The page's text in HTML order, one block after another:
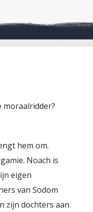
moraalridder?
hem om.
Noach is
eigen
van Sodom
zijn dochters aan